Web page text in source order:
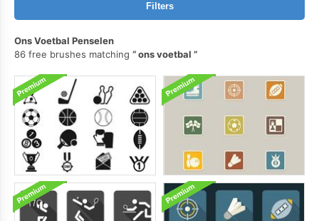
Filters
Ons Voetbal Penselen
86 free brushes matching
ons voetbal